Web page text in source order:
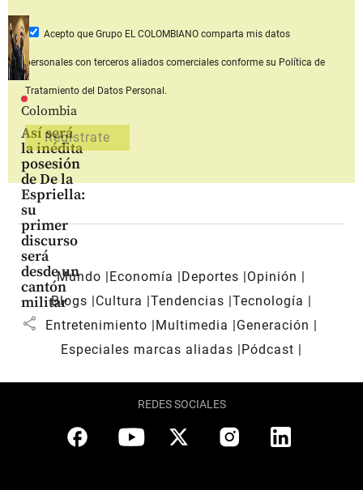
Colombia
Así será
la inédita
posesión
de De la
Espriella:
su
primer
discurso
será
desde un
cantón
militar
share
Acepto que Grupo EL COLOMBIANOcomparta mis datos
personales con terceros aliados comerciales conforme su Política de
Tratamiento del Datos Personal.
Mundo Economía Deportes
Opinión
Blogs
Cultura Tendencias Tecnología
Entretenimiento
Multimedia
Generación
Especiales marcas aliadas
Pódcast
REDES SOCIALES